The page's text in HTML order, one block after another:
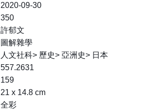
2020-09-30
350
許郁文
圖解雜學
人文社科> 歷史> 亞洲史> 日本
557.2631
159
21 x 14.8 cm
全彩